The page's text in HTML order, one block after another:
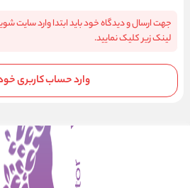
جهت ارسال و دیدگاه خود باید ابتدا وارد سایت
لینک زیر کلیک نمایید.
وارد حساب کاربری